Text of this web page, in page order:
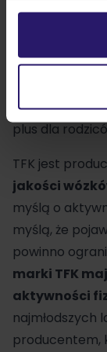
fotelikiem
jest
stelaż,
blokadą
plus dla
TFK jest
jakości
myślą o
myślą, że
powinno
marki TFK
aktywności
najmłodszych
producentem,